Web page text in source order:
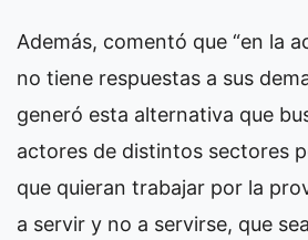
Además, comentó que “en la
no tiene respuestas a sus
generó esta alternativa que
actores de distintos sectores
que quieran trabajar por la
a servir y no a servirse, que